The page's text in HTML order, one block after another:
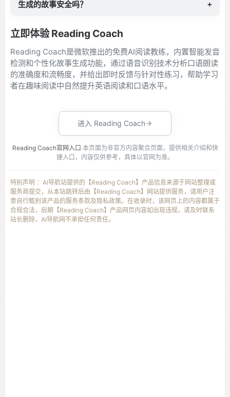
生成的故事安全吗？ +
立即体验 Reading Coach
Reading Coach是微软推出的免费AI阅读教练，内置智能发音
检测和个性化故事生成功能，通过语音识别技术分析口语朗读
的准确度和流畅度，并给出即时反馈与针对性练习，帮助学习
者在趣味阅读中自然提升英语阅读和口语水平。
进入 Reading Coach
Reading Coach官网入口 ·本页面为非官方内容聚合页面，提供相关介绍和快
捷入口，内容仅供参考，具体以官网为准。
特别声明 ：AI导航站提供的【Reading Coach】产品信息来源于网站整理或
服务商提交，从本站跳转后由【Reading Coach】网站提供服务，请用户注
意自行甄别该产品的服务条款及隐私政策。在收录时，该网页上的内容都属于
合规合法，后期【Reading Coach】产品网页内容如出现违规，请及时联系
站长删除，AI导航网不承担任何责任。